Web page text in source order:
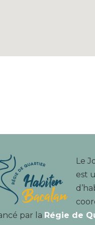
Le
est
par la Régie de